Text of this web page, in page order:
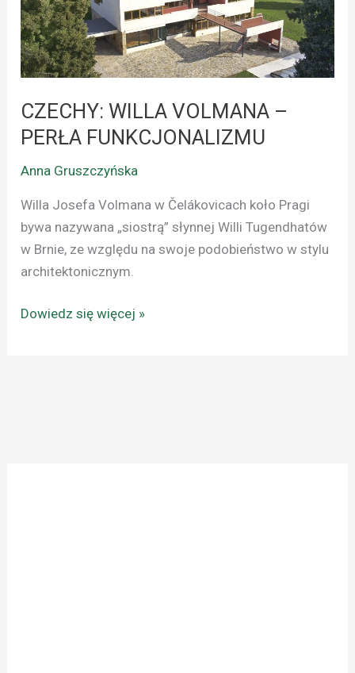
CZECHY: WILLA VOLMANA –
PERŁA FUNKCJONALIZMU
Anna Gruszczyńska
Willa Josefa Volmana w Čelákovicach koło Pragi
bywa nazywana „siostrą” słynnej Willi Tugendhatów
w Brnie, ze względu na swoje podobieństwo w stylu
architektonicznym.
PERŁA
FUNKCJONALIZMU
Dowiedz się więcej »